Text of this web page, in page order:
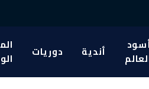
أندية دوريات